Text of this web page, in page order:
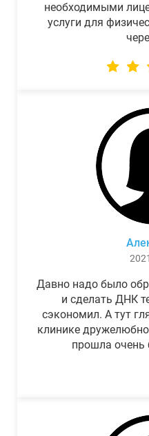
необходимыми
услуги для
Давно надо было
и сделать ДНК
сэкономил. А тут
клинике
прошла очень